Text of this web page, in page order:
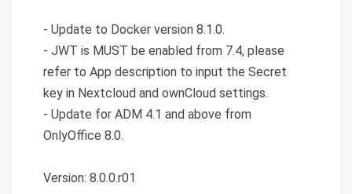
- Update to Docker version 8.1.0.
- JWT is MUST be enabled from 7.4, please
refer to App description to input the Secret
key in Nextcloud and ownCloud settings.
- Update for ADM 4.1 and above from
OnlyOffice 8.0.
Version: 8.0.0.r01